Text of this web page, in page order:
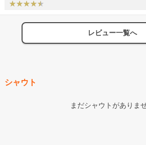
このライトのスイッチをONにして手首に付けて
ール本人には内緒の演出です）』との内容で、
ー東京からの協力要請が同封されていたのです
Be"のイントロで炎のような灯りが無数に点灯
場内の華やかさには、「ワォ」「スゴイね」と
ショー」の言葉。この感動を再び日本で体感で
は贅沢すぎる時間でありました。
とでの感謝を表していた証明です。 新曲 だが
の名古屋弁。 ヘイジュードのNa Na Na
ス先導してくれたこと本当に嬉しく感じ感動し
ライブをポールとその関係者そして私たちファ
にしてくれたと思っています。次は 「やっと
レビュー一覧へ
シャウト
まだシャウトがありま